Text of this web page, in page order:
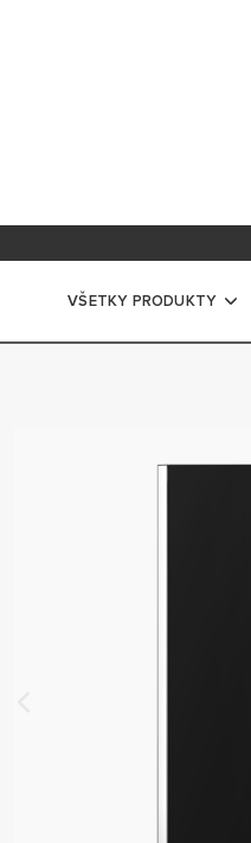
pre profesionálov
VŠETKY PRODUKTY
ZÁSOBNÍKOVÉ OHRIEVAČE VODY
ELEKTRICKÉ ZÁSOBNÍKOVÉ OHRIEVAČE